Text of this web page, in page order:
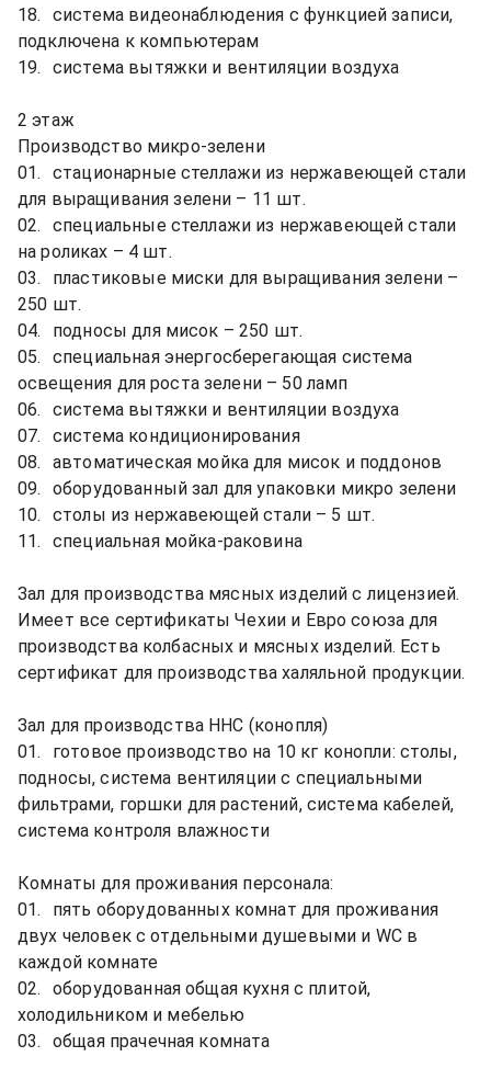
18.	система видеонаблюдения с функцией записи,
подключена к компьютерам
19.	система вытяжки и вентиляции воздуха
2 этаж
Производство микро-зелени
01.	стационарные стеллажи из нержавеющей стали
для выращивания зелени – 11 шт.
02.	специальные стеллажи из нержавеющей стали
на роликах – 4 шт.
03.	пластиковые миски для выращивания зелени –
250 шт.
04.	подносы для мисок – 250 шт.
05.	специальная энергосберегающая система
освещения для роста зелени – 50 ламп
06.	система вытяжки и вентиляции воздуха
07.	система кондиционирования
08.	автоматическая мойка для мисок и поддонов
09.	оборудованный зал для упаковки микро зелени
10.	столы из нержавеющей стали – 5 шт.
11.	специальная мойка-раковина
Зал для производства мясных изделий с лицензией.
Имеет все сертификаты Чехии и Евро союза для
производства колбасных и мясных изделий. Есть
сертификат для производства халяльной продукции.
Зал для производства ННС (конопля)
01.	готовое производство на 10 кг конопли: столы,
подносы, система вентиляции с специальными
фильтрами, горшки для растений, система кабелей,
система контроля влажности
Комнаты для проживания персонала:
01.	пять оборудованных комнат для проживания
двух человек с отдельными душевыми и WC в
каждой комнате
02.	оборудованная общая кухня с плитой,
холодильником и мебелью
03.	общая прачечная комната